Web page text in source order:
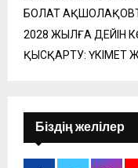
БОЛАТ
2028 ЖЫЛҒА ДЕЙІН
ҚЫСҚАРТУ: ҮКІМЕТ
Біздің желілер